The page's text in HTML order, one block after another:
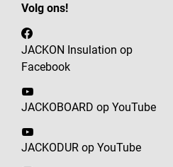
Volg ons!
JACKON Insulation op
Facebook
JACKOBOARD op YouTube
JACKODUR op YouTube